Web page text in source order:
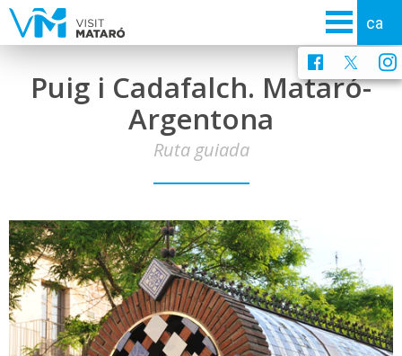
Puig i Cadafalch. Mataró-
Argentona
Ruta guiada